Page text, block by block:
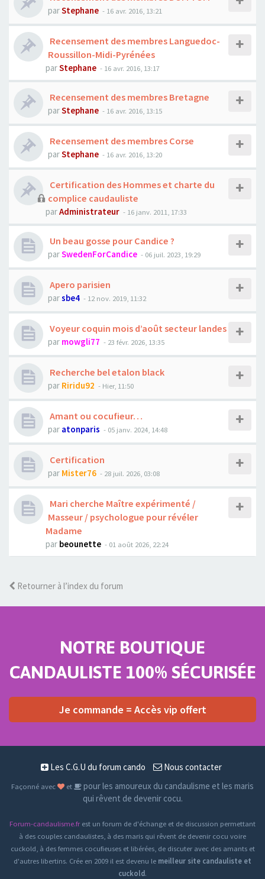
parStephane - 16 avr. 2016, 13:21
Recensement des membres Languedoc-
Roussillon-Midi-Pyrénées
parStephane - 16 avr. 2016, 13:17
Recensement des membres Bretagne
parStephane - 16 avr. 2016, 13:15
Recensement des membres Corse
parStephane - 16 avr. 2016, 13:20
Certification des Hommes et charte du
complice caudauliste
parAdministrateur - 16 janv. 2011, 17:33
Un beau gosse pour Candice ?
parSwedenForCandice - 06 juil. 2023, 19:29
Apero parisien
parsbe4 - 12 nov. 2019, 11:32
Voyeur coquin mois d’août secteur landes
par mowgli77 - 23 févr. 2026, 13:35
Recherche bel etalon black
par Riridu92 - Hier, 11:50
Amant ou cocufieur…
par atonparis - 05 janv. 2024, 14:48
Certification
par Mister76 - 28 juil. 2026, 03:08
Mari cherche Maître expérimenté /
Masseur / psychologue pour révéler
Madame
par beounette - 01 août 2026, 22:24
Retourner à l’index du forum
NOTRE BOUTIQUE
CANDAULISTE 100% SÉCURISÉE
Je commande = Accès vip offert
Les C.G.U du forum cando Nous contacter
Façonné avec et
pour les amoureux du candaulisme et les maris
qui rêvent de devenir cocu.
Forum-candaulisme.frest un forum de d'échange et de discussion permettant
à des couples candaulistes, à des maris qui rêvent de devenir cocu voire
cuckold, à des femmes cocufieuses et libérées, de discuter avec des amants et
d'autres libertins. Crée en 2009 il est devenu le meilleur site candauliste et
cuckold.